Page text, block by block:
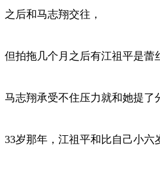
之后和马志翔交往，
但拍拖几个月之后有江祖平是蕾
马志翔承受不住压力就和她提了
33岁那年，江祖平和比自己小六